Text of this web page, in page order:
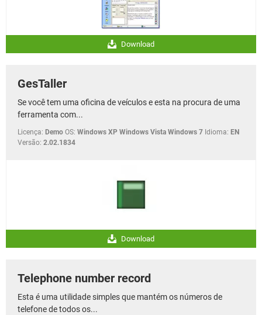
Download
GesTaller
Se você tem uma oficina de veículos e esta na procura de uma
ferramenta com...
Licença: Demo OS: Windows XP Windows Vista Windows 7 Idioma: EN
Versão: 2.02.1834
Download
Telephone number record
Esta é uma utilidade simples que mantém os números de
telefone de todos os...